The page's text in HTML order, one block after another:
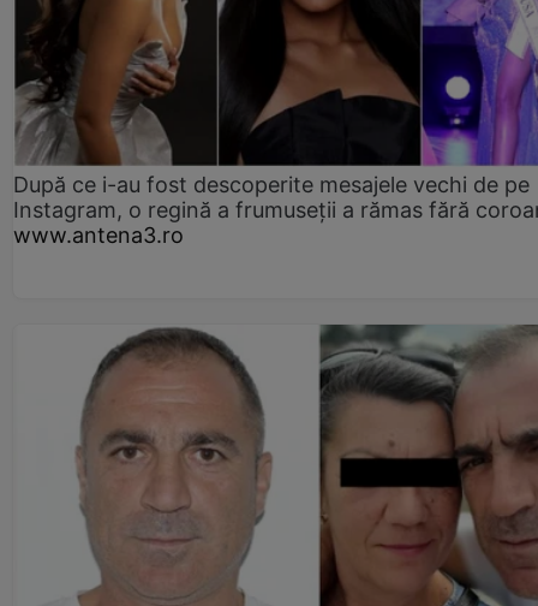
După ce i-au fost descoperite mesajele vechi de pe
Instagram, o regină a frumuseții a rămas fără
www.antena3.ro